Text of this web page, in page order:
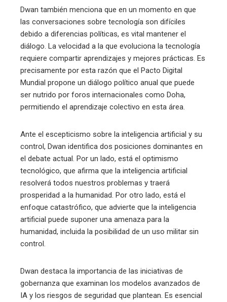
Dwan también menciona que en un momento en que
las conversaciones sobre tecnología son difíciles
debido a diferencias políticas, es vital mantener el
diálogo. La velocidad a la que evoluciona la tecnología
requiere compartir aprendizajes y mejores prácticas. Es
precisamente por esta razón que el Pacto Digital
Mundial propone un diálogo político anual que puede
ser nutrido por foros internacionales como Doha,
permitiendo el aprendizaje colectivo en esta área.
Ante el escepticismo sobre la inteligencia artificial y su
control, Dwan identifica dos posiciones dominantes en
el debate actual. Por un lado, está el optimismo
tecnológico, que afirma que la inteligencia artificial
resolverá todos nuestros problemas y traerá
prosperidad a la humanidad. Por otro lado, está el
enfoque catastrófico, que advierte que la inteligencia
artificial puede suponer una amenaza para la
humanidad, incluida la posibilidad de un uso militar sin
control.
Dwan destaca la importancia de las iniciativas de
gobernanza que examinan los modelos avanzados de
IA y los riesgos de seguridad que plantean. Es esencial